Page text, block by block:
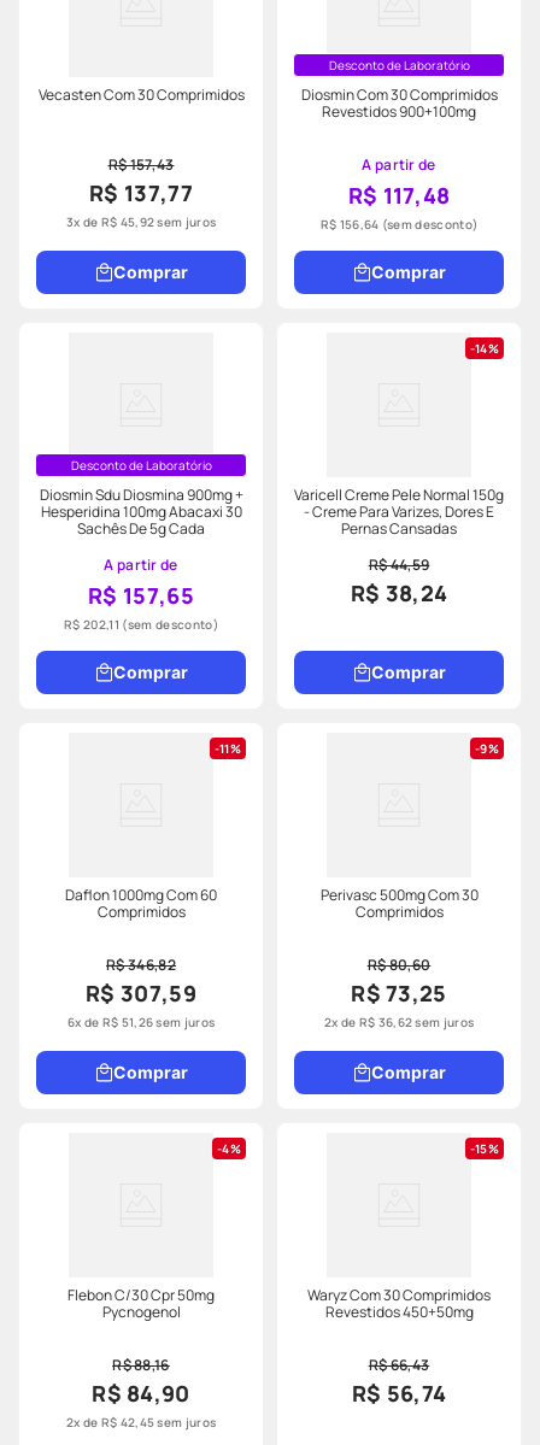
Vecasten Com 30 Comprimidos
R$ 157,43
R$ 137,77
3x de R$ 45,92sem juros
Comprar
Desconto de Laboratório
Diosmin Com 30 Comprimidos
Revestidos 900+100mg
A partir de
R$ 117,48
R$ 156,64 (sem desconto)
Comprar
Desconto de Laboratório
Diosmin Sdu Diosmina 900mg +
Hesperidina 100mg Abacaxi 30
Sachês De 5g Cada
A partir de
R$ 157,65
R$ 202,11 (sem desconto)
Comprar
14%
Varicell Creme Pele Normal 150g
- Creme Para Varizes, Dores E
Pernas Cansadas
R$ 44,59
R$ 38,24
Comprar
11%
Daflon 1000mg Com 60
Comprimidos
R$ 346,82
R$ 307,59
6x de R$ 51,26sem juros
Comprar
9%
Perivasc 500mg Com 30
Comprimidos
R$ 80,60
R$ 73,25
2x de R$ 36,62sem juros
Comprar
4%
Flebon C/30 Cpr 50mg
Pycnogenol
R$ 88,16
R$ 84,90
2x de R$ 42,45sem juros
15%
Waryz Com 30 Comprimidos
Revestidos 450+50mg
R$ 66,43
R$ 56,74